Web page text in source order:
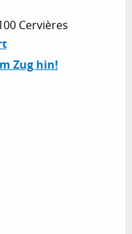
Cervières
Zug hin!